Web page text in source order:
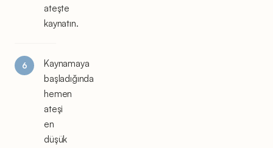
ateşte
kaynatın.
Kaynamaya
başladığında
hemen
ateşi
en
düşük